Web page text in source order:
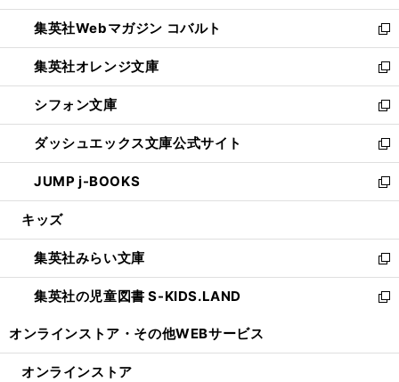
開
く
ウ
で
開
く
ン
ド
ウ
で
開
く
ウ
ィ
ン
ド
ウ
で
開
く
集英社Webマガジン コバルト
新
し
い
ウ
ィ
ン
ド
ウ
で
開
集英社オレンジ文庫
新
し
い
ウ
ィ
ン
ド
ウ
開
く
シフォン文庫
新
し
い
ウ
ィ
ン
ウ
で
開
く
ダッシュエックス文庫公式サイト
新
し
い
ウ
ン
ド
ウ
で
JUMP j-BOOKS
新
し
ウ
ィ
ン
ド
開
キッズ
集英社みらい文庫
新
し
い
ン
集英社の児童図書 S-KIDS.LAND
新
ウ
オンラインストア・ その他WEBサービス
オンラインストア